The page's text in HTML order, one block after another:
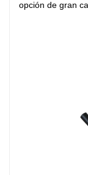
opción de gran